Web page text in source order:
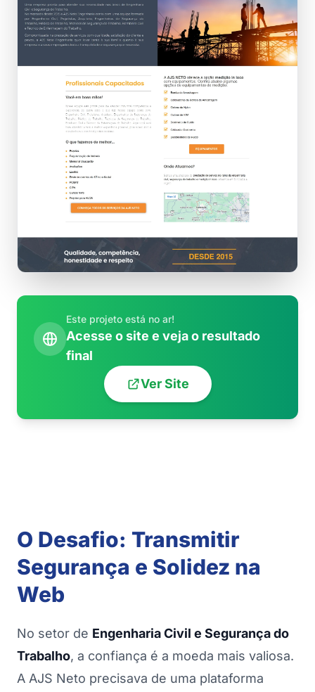
TOQUE NA IMAGEM PARA ROLAR
Este projeto está no ar!
Acesse o site e veja o resultado
final
Ver Site
O Desafio: Transmitir
Segurança e Solidez na
Web
No setor de Engenharia Civil e Segurança do
Trabalho, a confiança é a moeda mais valiosa.
A AJS Neto precisava de uma plataforma